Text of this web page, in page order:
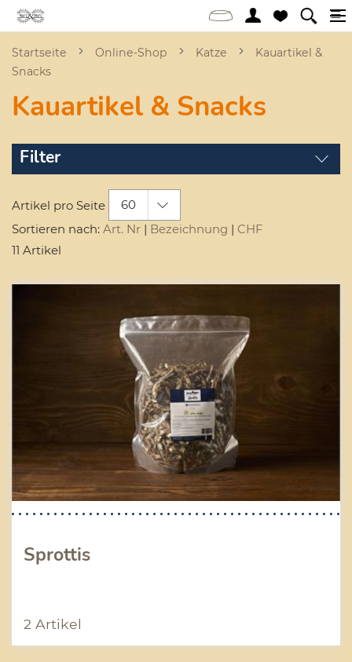
Startseite Online-Shop Katze
Kauartikel &
Snacks
Kauartikel & Snacks
Filter
Artikel pro Seite
60
Sortieren nach: Art. Nr | Bezeichnung | CHF
11 Artikel
Sprottis
2 Artikel